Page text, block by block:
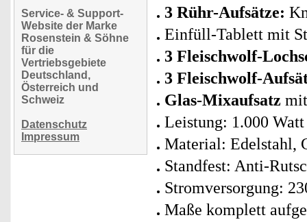
Service- & Support-
Website der Marke
Rosenstein & Söhne
für die
Vertriebsgebiete
Deutschland,
Österreich und
Schweiz
Datenschutz
Impressum
3 Rühr-Aufsätze:
Einfüll-Tablett mit
3 Fleischwolf-
3 Fleischwolf-
Glas-Mixaufsatz
Leistung: 1.000 Watt
Material: Edelstahl,
Standfest: Anti-
Stromversorgung:
Maße komplett